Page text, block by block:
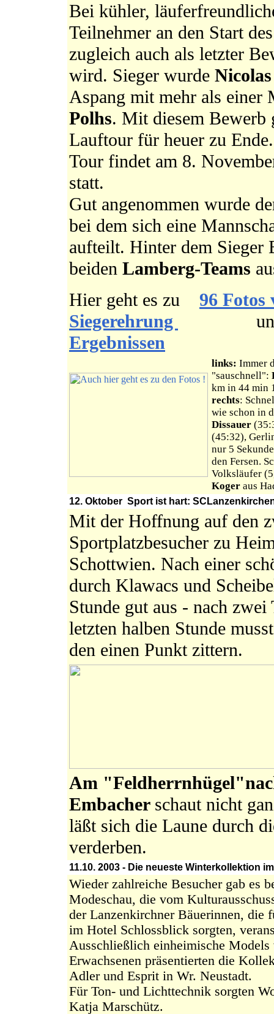
Bei kühler,
Teilnehmer an den Start
zugleich auch als letzter
wird. Sieger wurde
Aspang mit mehr als
Polhs. Mit diesem Bewerb
Lauftour für heuer zu
Tour findet am 8.
statt.
Gut angenommen wurde
bei dem sich eine
aufteilt. Hinter dem Sieger
beiden Lamberg-Teams
Hier geht es zu 96
Siegerehrung
und
Ergebnissen
links: Immer
"sauschnell":
km in 44 min
rechts:
wie schon in
Dissauer
(45:32),
nur 5
den Fersen.
Volksläufer
Koger aus
12. Oktober Sport ist hart:
Mit der Hoffnung auf den
Sportplatzbesucher zu
Schottwien. Nach einer
durch Klawacs und
Stunde gut aus - nach
letzten halben Stunde
den einen Punkt zittern.
Am
Embacher schaut nicht
läßt sich die Laune durch
verderben.
11.10. 2003 - Die neueste Winterkollektion
Wieder zahlreiche Besucher gab es
Modeschau, die vom
der Lanzenkirchner Bäuerinnen, die
im Hotel Schlossblick sorgten,
Ausschließlich einheimische
Erwachsenen präsentierten die
Adler und Esprit in Wr. Neustadt.
Für Ton- und Lichttechnik sorgten
Katja Marschütz.